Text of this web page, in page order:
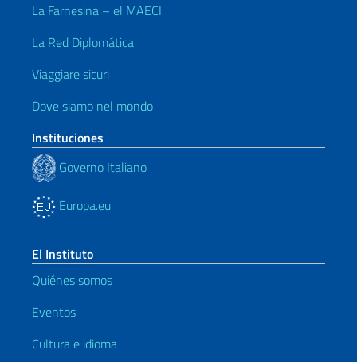
La Farnesina – el MAECI
La Red Diplomática
Viaggiare sicuri
Dove siamo nel mondo
Instituciones
Governo Italiano
Europa.eu
El Instituto
Quiénes somos
Eventos
Cultura e idioma